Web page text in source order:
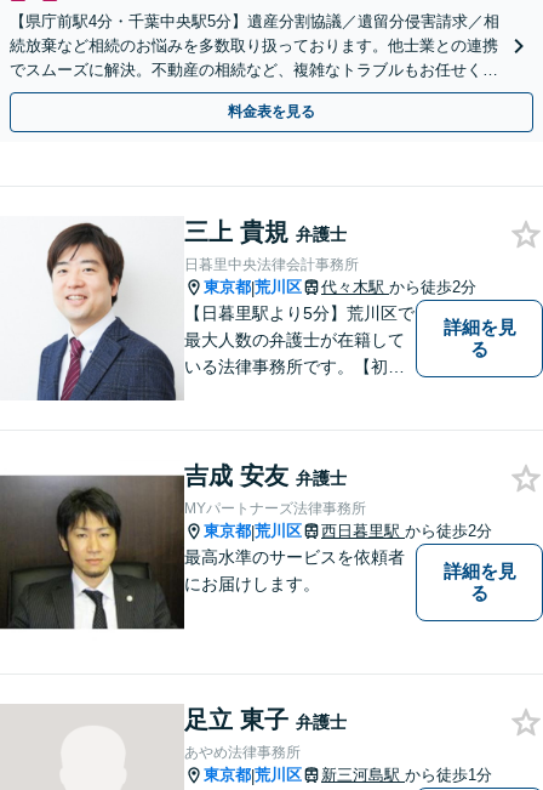
【県庁前駅4分・千葉中央駅5分】遺産分割協議／遺留分侵害請求／相
続放棄など相続のお悩みを多数取り扱っております。他士業との連携
でスムーズに解決。不動産の相続など、複雑なトラブルもお任せくだ
さい。【初回面談相談30分無料】
料金表を見る
三上 貴規 弁護士
日暮里中央法律会計事務所
東京都|荒川区 代々木駅 から徒歩2分
【日暮里駅より5分】荒川区で
最大人数の弁護士が在籍して
いる法律事務所です。【初回
詳細を見
る
吉成 安友 弁護士
MYパートナーズ法律事務所
東京都|荒川区 西日暮里駅 から徒歩2分
最高水準のサービスを依頼者
にお届けします。
詳細を見
る
足立 東子 弁護士
あやめ法律事務所
東京都|荒川区 新三河島駅 から徒歩1分